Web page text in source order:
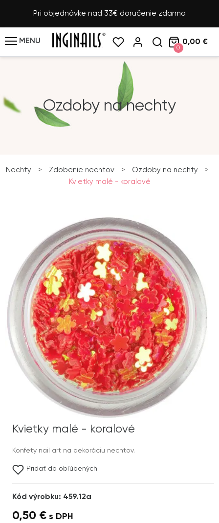
Pri objednávke nad 33€ doručenie zdarma
MENU
0
0,00 €
Ozdoby na nechty
Nechty > Zdobenie nechtov > Ozdoby na nechty
>
Kvietky malé - koralové
Kvietky malé - koralové
Konfety nail art na dekoráciu nechtov.
Pridať do obľúbených
Kód výrobku: 459.12a
0,50 € s DPH